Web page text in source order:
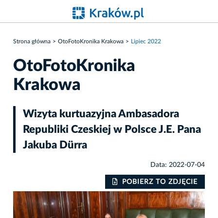
Strona główna OtoFotoKronika Krakowa Lipiec 2022
OtoFotoKronika
Krakowa
Wizyta kurtuazyjna Ambasadora
Republiki Czeskiej w Polsce J.E. Pana
Jakuba Dürra
Data: 2022-07-04
POBIERZ TO ZDJĘCIE